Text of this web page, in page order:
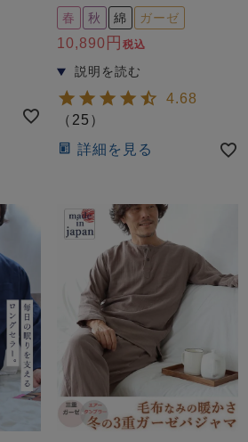
春 秋 綿 ガーゼ
10,890 税込
4.68
（ 25 ）
詳細を見る